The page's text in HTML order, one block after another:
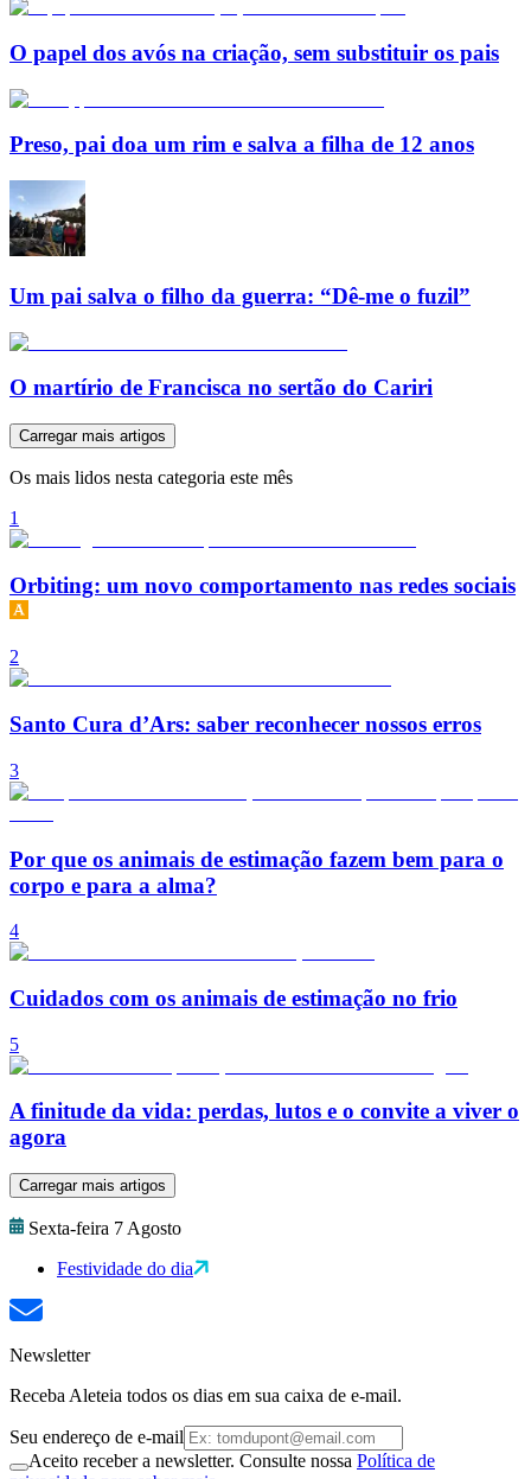
O papel dos avós na criação, sem substituir os pais
Preso, pai doa um rim e salva a filha de 12 anos
Um pai salva o filho da guerra: “Dê-me o fuzil”
O martírio de Francisca no sertão do Cariri
Carregar mais artigos
Os mais lidos nesta categoria este mês
1
Orbiting: um novo comportamento nas redes sociais
2
Santo Cura d’Ars: saber reconhecer nossos erros
3
Por que os animais de estimação fazem bem para o
corpo e para a alma?
4
Cuidados com os animais de estimação no frio
5
A finitude da vida: perdas, lutos e o convite a viver o
agora
Carregar mais artigos
Sexta-feira 7 Agosto
Festividade do dia
Newsletter
Receba Aleteia todos os dias em sua caixa de e-mail.
Seu endereço de e-mail
Aceito receber a newsletter. Consulte nossa Política de